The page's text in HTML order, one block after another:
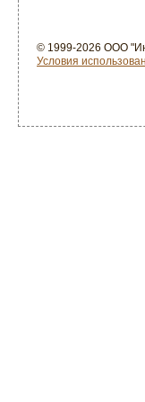
© 1999-2026 ООО
Условия